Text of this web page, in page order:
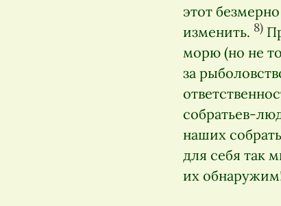
этот
изменить. 8)
морю (но не
за
собратьев-
наших
для себя так
их